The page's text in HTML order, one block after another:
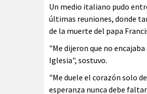
Un medio italiano pudo
últimas reuniones, donde
de la muerte del papa
"Me dijeron que no
Iglesia", sostuvo.
"Me duele el corazón solo
esperanza nunca debe